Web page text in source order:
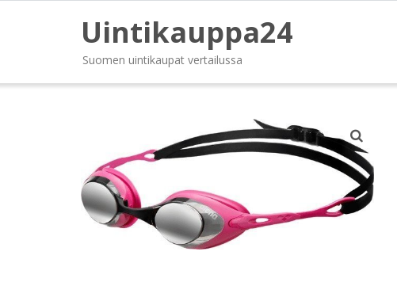
Uintikauppa24
Suomen uintikaupat vertailussa